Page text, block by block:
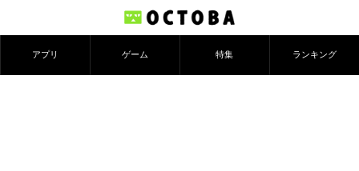
アプリ ゲーム 特集 ランキング